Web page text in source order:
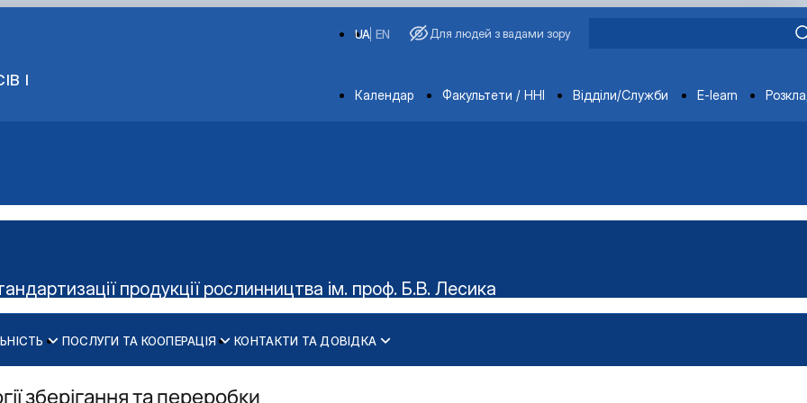
І
EN
UA Для людей з вадами зору
Departments
Календар Факультети / ННІ Відділи/Служби E-learn
продукції рослинництва ім. проф. Б.В. Лесика
Керівництво гуртка
ПОСЛУГИ ТА КООПЕРАЦІЯ КОНТАКТИ ТА ДОВІДКА
зберігання та переробки